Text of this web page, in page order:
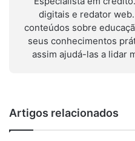
digitais e redator
conteúdos sobre
seus conhecimentos
assim ajudá-las a lidar
Artigos relacionados